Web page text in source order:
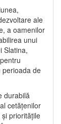
ale
a oamenilor
unui
Slatina,
perioada de
durabilă
cetățenilor
prioritățile